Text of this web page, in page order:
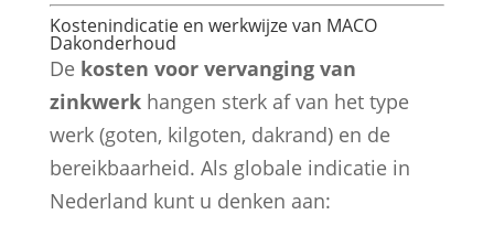
Kostenindicatie en werkwijze van MACO
Dakonderhoud
De kosten voor vervanging van
zinkwerkhangen sterk af van het type
werk (goten, kilgoten, dakrand) en de
bereikbaarheid. Als globale indicatie in
Nederland kunt u denken aan: